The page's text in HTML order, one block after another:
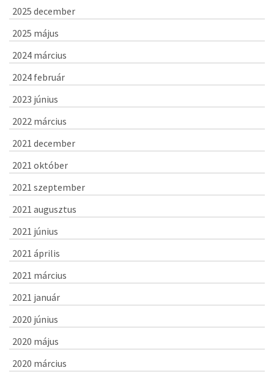
2025 december
2025 május
2024 március
2024 február
2023 június
2022 március
2021 december
2021 október
2021 szeptember
2021 augusztus
2021 június
2021 április
2021 március
2021 január
2020 június
2020 május
2020 március